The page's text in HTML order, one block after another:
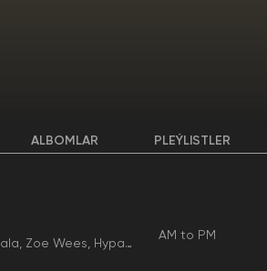
ALBOMLAR PLEÝLISTLER
Zoe Wees Hypaton
AM to PM